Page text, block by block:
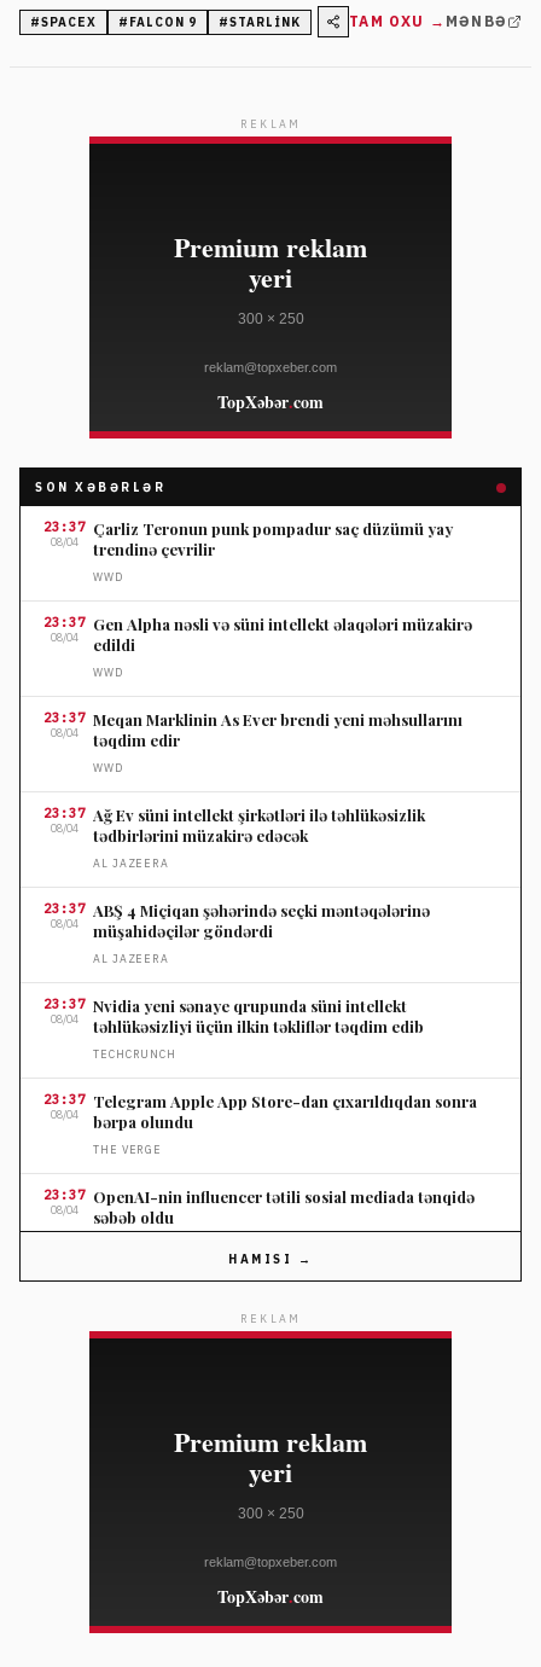
Starlink peyklərinin yerləşdirilməsinə yönəlib.
#SPACEX # FALCON 9 #STARLINK TAM OXU → MƏNBƏ
REKLAM
SON XƏBƏRLƏR
23:37
08/04
Çarliz Teronun punk pompadur saç düzümü yay
trendinə çevrilir
WWD
23:37
08/04
Gen Alpha nəsli və süni intellekt əlaqələri müzakirə
edildi
WWD
23:37
08/04
Meqan Marklinin As Ever brendi yeni məhsullarını
təqdim edir
WWD
23:37
08/04
Ağ Ev süni intellekt şirkətləri ilə təhlükəsizlik
tədbirlərini müzakirə edəcək
AL JAZEERA
23:37
08/04
ABŞ 4 Miçiqan şəhərində seçki məntəqələrinə
müşahidəçilər göndərdi
AL JAZEERA
23:37
08/04
Nvidia yeni sənaye qrupunda süni intellekt
təhlükəsizliyi üçün ilkin təkliflər təqdim edib
TECHCRUNCH
23:37
08/04
Telegram Apple App Store-dan çıxarıldıqdan sonra
bərpa olundu
THE VERGE
23:37
08/04
OpenAI-nin influencer tətili sosial mediada tənqidə
səbəb oldu
ELLE
Marko Rubio Hörmüz Boğazında Gömrük Sazişi üzrə
irəliləyişdən xəbər verib
mürəkkəb edə bilər
WWD
HAMISI →
REKLAM